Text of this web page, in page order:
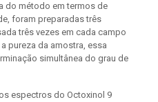
do método em termos de
foram preparadas três
três vezes em cada campo
pureza da amostra, essa
simultânea do grau de
espectros do Octoxinol 9